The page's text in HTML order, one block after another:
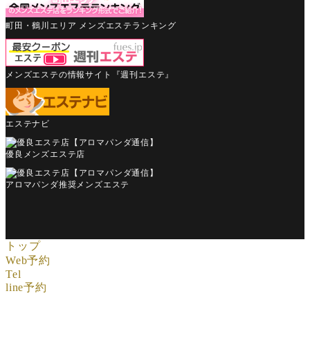
町田・鶴川エリア メンズエステランキング
メンズエステの情報サイト『週刊エステ』
エステナビ
優良メンズエステ店
アロマパンダ推奨メンズエステ
トップ
Web予約
Tel
line予約